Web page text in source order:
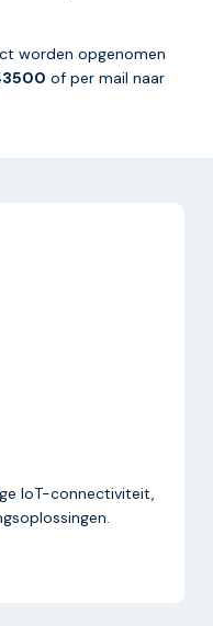
worden opgenomen
of per mail naar
IoT-connectiviteit,